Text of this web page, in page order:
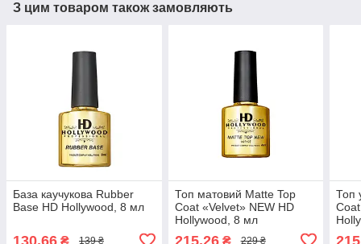
З цим товаром також замовляють
База каучукова Rubber
Base HD Hollywood, 8 мл
130,66 ₴ 139 ₴
Топ матовий Matte Top
Coat «Velvet» NEW HD
Hollywood, 8 мл
215,26₴ 229 ₴
Топ